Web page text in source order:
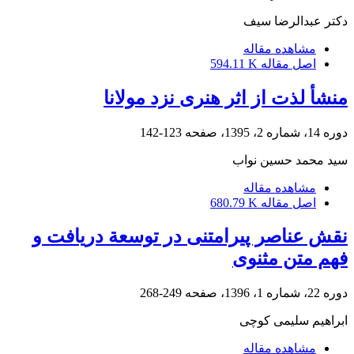
دکتر عبدالرضا سیف
مشاهده مقاله
اصل مقاله 594.11 K
منشأ لذت از اثر هنری نزد مولانا
دوره 14، شماره 2، 1395، صفحه 123-142
سید محمد حسین نواب
مشاهده مقاله
اصل مقاله 680.79 K
نقش عناصر پیرامتنی در توسعة دریافت و
فهم متن مثنوی
دوره 22، شماره 1، 1396، صفحه 249-268
ابراهیم سلیمی کوچی
مشاهده مقاله